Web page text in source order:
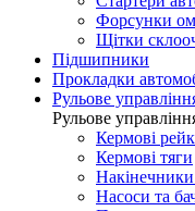
Форсунки
Щітки
Підшипники
Прокладки
Рульове
Рульове
Кермові
Кермові тяги
Насоси та